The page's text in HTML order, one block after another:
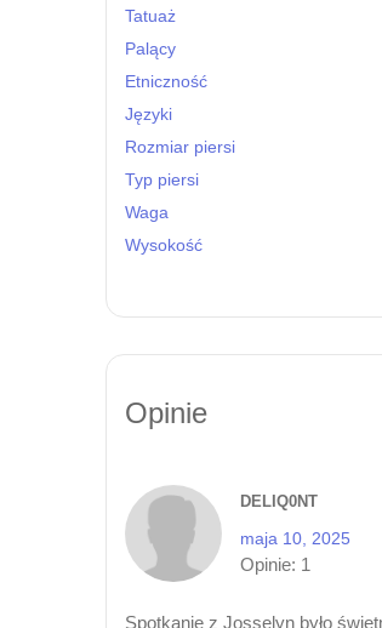
Tatuaż
Palący
Etniczność
Języki
Rozmiar piersi
Typ piersi
Waga
Wysokość
Opinie
DELIQ0NT
maja 10, 2025
Opinie: 1
Spotkanie z Josselyn było